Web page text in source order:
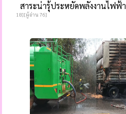
สาระน่ารุ้ประหยัดพลังงานไฟฟ้า
18][ผู้อ่าน 76]